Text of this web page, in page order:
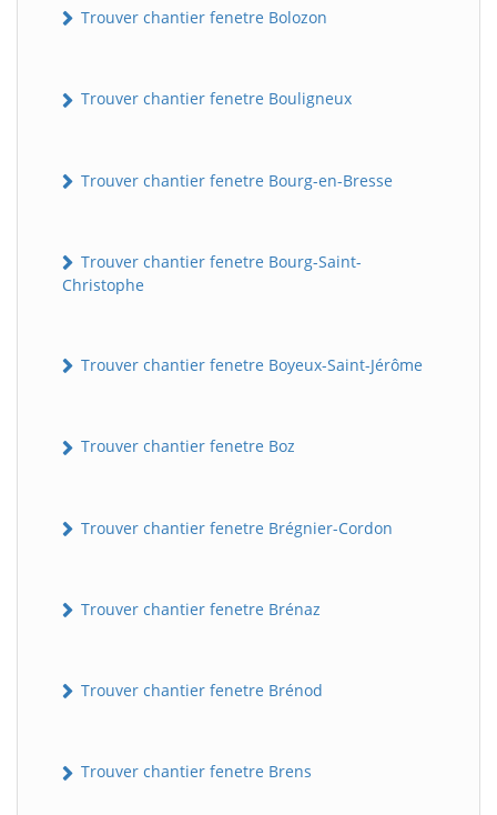
Trouver chantier fenetre Bolozon
Trouver chantier fenetre Bouligneux
Trouver chantier fenetre Bourg-en-Bresse
Trouver chantier fenetre Bourg-Saint-
Christophe
Trouver chantier fenetre Boyeux-Saint-Jérôme
Trouver chantier fenetre Boz
Trouver chantier fenetre Brégnier-Cordon
Trouver chantier fenetre Brénaz
Trouver chantier fenetre Brénod
Trouver chantier fenetre Brens